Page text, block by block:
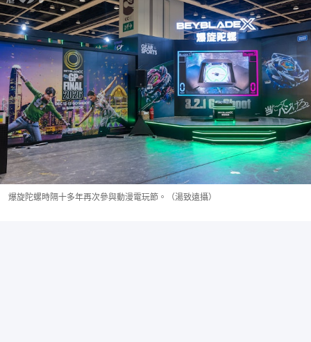
爆旋陀螺時隔十多年再次參與動漫電玩節。（湯致遠攝）